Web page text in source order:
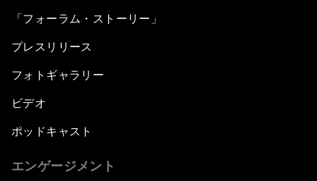
「フォーラム・ストーリー」
プレスリリース
フォトギャラリー
ビデオ
ポッドキャスト
エンゲージメント